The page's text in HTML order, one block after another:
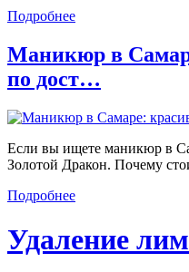
Подробнее
Маникюр в
по дост…
Если вы ищете маникюр в
Золотой Дракон. Почему
Подробнее
Удаление